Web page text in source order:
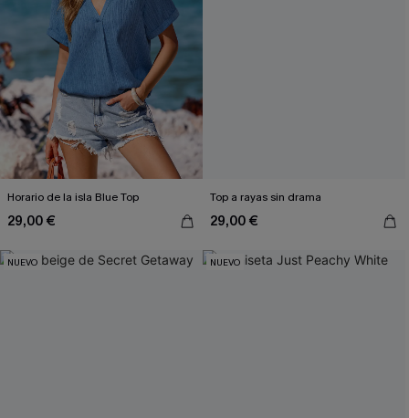
Horario de la isla Blue Top
29,00 €
Top a rayas sin drama
29,00 €
NUEVO NUEVO